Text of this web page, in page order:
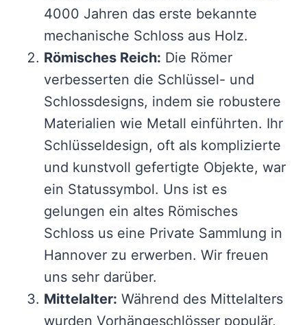
4000 Jahren das erste bekannte
mechanische Schloss aus Holz.
Römisches Reich: Die Römer
verbesserten die Schlüssel- und
Schlossdesigns, indem sie robustere
Materialien wie Metall einführten. Ihr
Schlüsseldesign, oft als komplizierte
und kunstvoll gefertigte Objekte, war
ein Statussymbol. Uns ist es
gelungen ein altes Römisches
Schloss us eine Private Sammlung in
Hannover zu erwerben. Wir freuen
uns sehr darüber.
Mittelalter: Während des Mittelalters
wurden Vorhängeschlösser populär,